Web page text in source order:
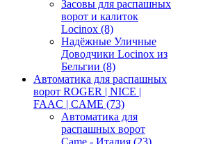
Засовы для распашных
ворот и калиток
Locinox (8)
Надёжные Уличные
Доводчики Locinox из
Бельгии (8)
Автоматика для распашных
ворот ROGER | NICE |
FAAC | CAME (73)
Автоматика для
распашных ворот
Came - Италия (23)